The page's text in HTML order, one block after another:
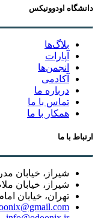
دانشگاه اودوونیکس
بلاگ‌ها
آپارات
انجمن‌ها
آکادمی
درباره ما
تماس با ما
همکار با ما
ارتباط با ما
شیراز، خیابان
شیراز، خیابان
تهران، خیابان